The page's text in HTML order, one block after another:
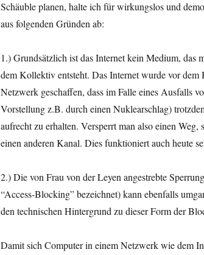
Schäuble planen, halte ich für wirkungslos und
aus folgenden Gründen ab:
1.) Grundsätzlich ist das Internet kein Medium, das
dem Kollektiv entsteht. Das Internet wurde vor
Netzwerk geschaffen, dass im Falle eines Ausfalls
Vorstellung z.B. durch einen Nuklearschlag)
aufrecht zu erhalten. Versperrt man also einen
einen anderen Kanal. Dies funktioniert auch heute
2.) Die von Frau von der Leyen angestrebte
“Access-Blocking” bezeichnet) kann ebenfalls
den technischen Hintergrund zu dieser Form der
Damit sich Computer in einem Netzwerk wie dem